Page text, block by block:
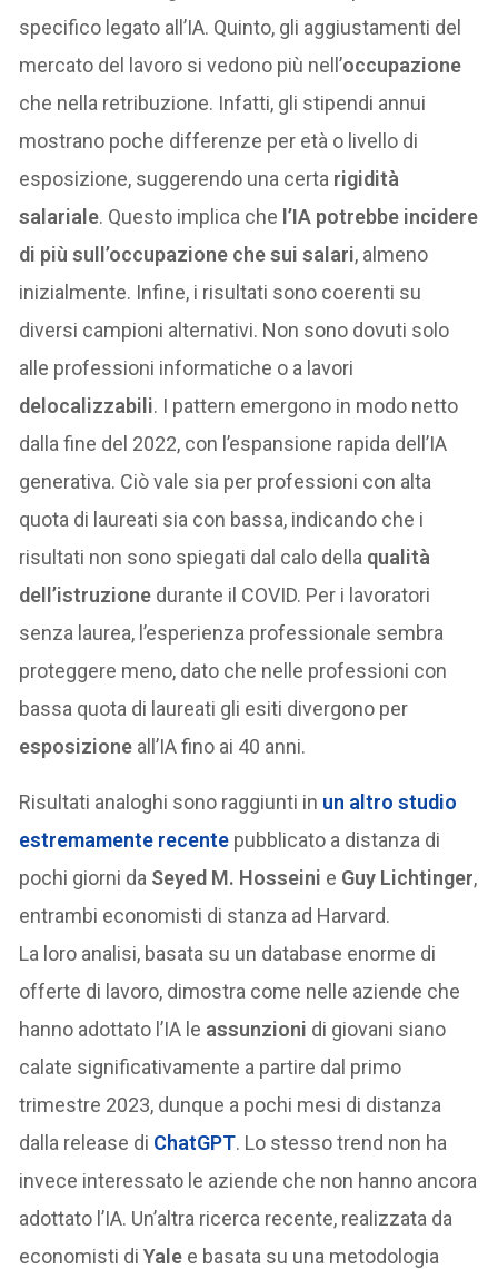
specifico legato all’IA. Quinto, gli aggiustamenti del
mercato del lavoro si vedono più nell’occupazione
che nella retribuzione. Infatti, gli stipendi annui
mostrano poche differenze per età o livello di
esposizione, suggerendo una certa rigidità
salariale. Questo implica che l’IA potrebbe incidere
di più sull’occupazione che sui salari, almeno
inizialmente. Infine, i risultati sono coerenti su
diversi campioni alternativi. Non sono dovuti solo
alle professioni informatiche o a lavori
delocalizzabili. I pattern emergono in modo netto
dalla fine del 2022, con l’espansione rapida dell’IA
generativa. Ciò vale sia per professioni con alta
quota di laureati sia con bassa, indicando che i
risultati non sono spiegati dal calo della qualità
dell’istruzione durante il COVID. Per i lavoratori
senza laurea, l’esperienza professionale sembra
proteggere meno, dato che nelle professioni con
bassa quota di laureati gli esiti divergono per
esposizione all’IA fino ai 40 anni.
Risultati analoghi sono raggiunti in un altro studio
estremamente recente pubblicato a distanza di
pochi giorni da Seyed M. Hosseini e Guy Lichtinger,
entrambi economisti di stanza ad Harvard.
La loro analisi, basata su un database enorme di
offerte di lavoro, dimostra come nelle aziende che
hanno adottato l’IA le assunzioni di giovani siano
calate significativamente a partire dal primo
trimestre 2023, dunque a pochi mesi di distanza
dalla release di ChatGPT. Lo stesso trend non ha
invece interessato le aziende che non hanno ancora
adottato l’IA. Un’altra ricerca recente, realizzata da
economisti diYale e basata su una metodologia